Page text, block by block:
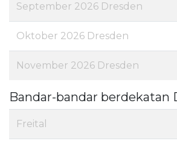
September 2026 Dresden
Oktober 2026 Dresden
November 2026 Dresden
Bandar-bandar berdekatan
Freital